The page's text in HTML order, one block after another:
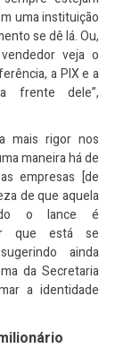
uma instituição
se dê lá. Ou,
veja o
a PIX e a
frente dele”,
mais rigor nos
maneira há de
empresas [de
de que aquela
o lance é
que está se
ainda
da Secretaria
a identidade